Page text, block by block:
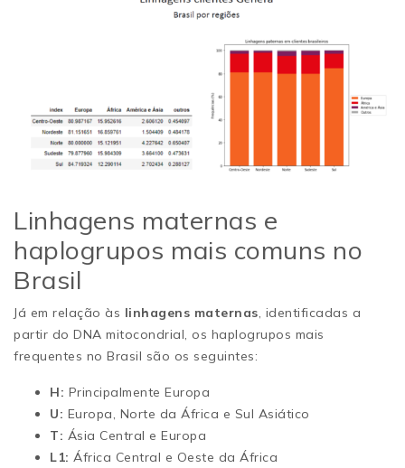
Linhagens maternas e
haplogrupos mais comuns no
Brasil
Já em relação às linhagens maternas, identificadas a
partir do DNA mitocondrial, os haplogrupos mais
frequentes no Brasil são os seguintes:
H: Principalmente Europa
U: Europa, Norte da África e Sul Asiático
T: Ásia Central e Europa
L1: África Central e Oeste da África